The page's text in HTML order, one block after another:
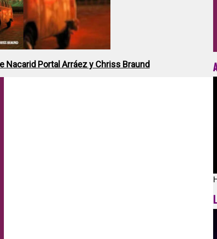
Nacarid Portal Arráez y Chriss Braund